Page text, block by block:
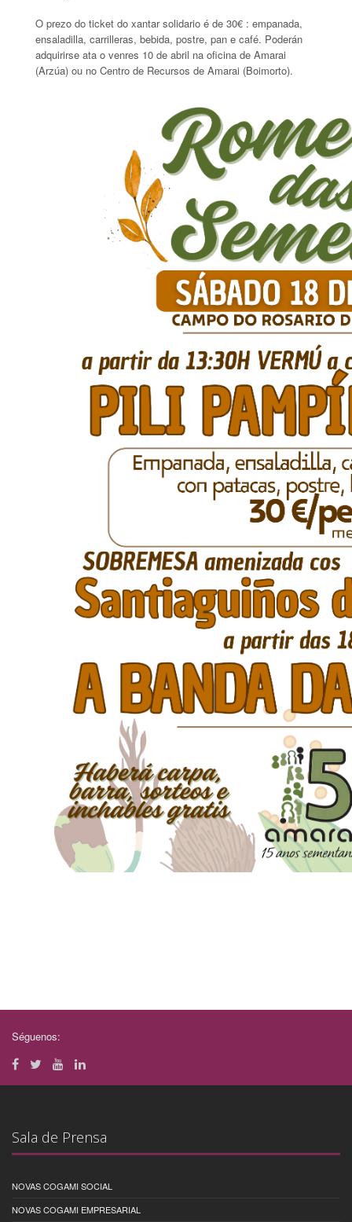
O prezo do ticket do xantar solidario é de 30€ : empanada,
ensaladilla, carrilleras, bebida, postre, pan e café. Poderán
adquirirse ata o venres 10 de abril na oficina de Amarai
(Arzúa) ou no Centro de Recursos de Amarai (Boimorto).
Séguenos:
Sala de Prensa
NOVAS COGAMI SOCIAL
NOVAS COGAMI EMPRESARIAL